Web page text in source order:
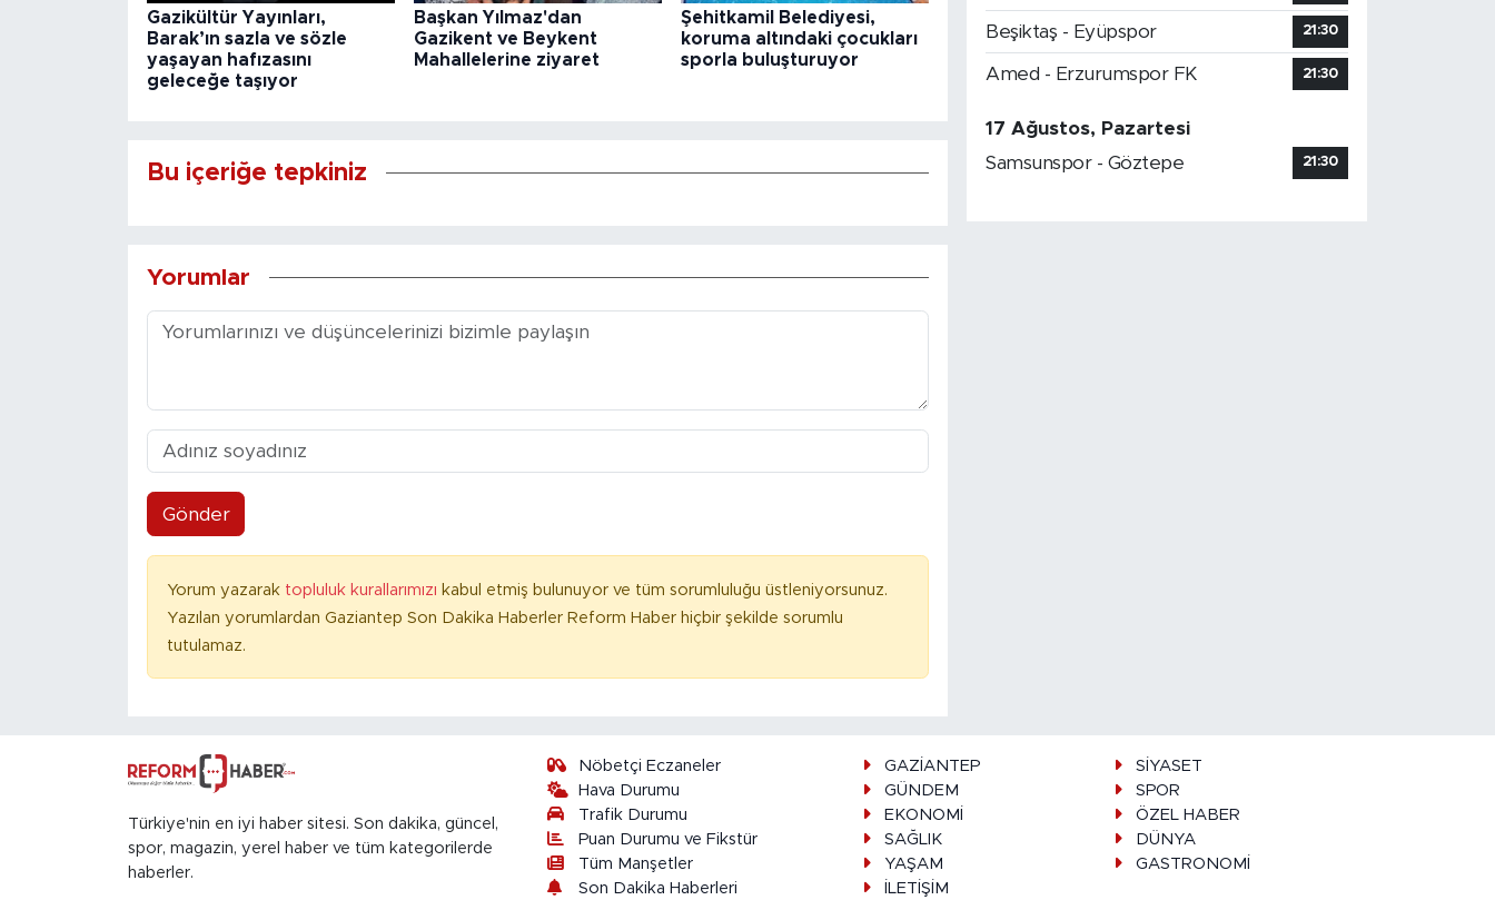
Gazikültür Yayınları,
Barak’ın sazla ve sözle
yaşayan hafızasını
geleceğe taşıyor
Başkan Yılmaz'dan
Gazikent ve Beykent
Mahallelerine ziyaret
Şehitkamil Belediyesi,
koruma altındaki çocukları
sporla buluşturuyor
Bu içeriğe tepkiniz
Yorumlar
Gönder
Yorum yazarak topluluk kurallarımızı kabul etmiş bulunuyor ve tüm sorumluluğu üstleniyorsunuz.
Yazılan yorumlardan Gaziantep Son Dakika Haberler Reform Haber hiçbir şekilde sorumlu
tutulamaz.
Beşiktaş - Eyüpspor 21:30
Amed - Erzurumspor FK 21:30
17 Ağustos, Pazartesi
Samsunspor - Göztepe
21:30
Türkiye'nin en iyi haber sitesi. Son dakika, güncel,
spor, magazin, yerel haber ve tüm kategorilerde
haberler.
Nöbetçi Eczaneler
Hava Durumu
Trafik Durumu
Puan Durumu ve Fikstür
Tüm Manşetler
Son Dakika Haberleri
GAZİANTEP
SİYASET
GÜNDEM
SPOR
EKONOMİ
ÖZEL HABER
SAĞLIK
DÜNYA
YAŞAM
GASTRONOMİ
İLETİŞİM